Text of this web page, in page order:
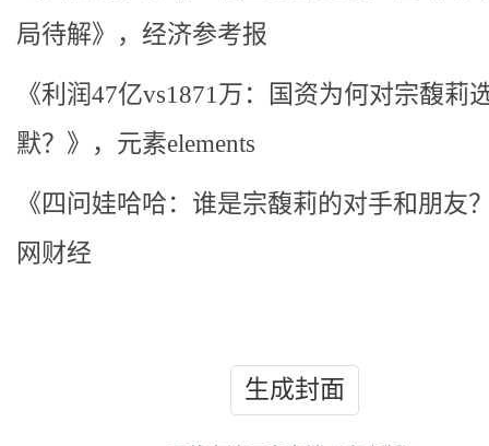
局待解》，经济参考报
《利润47亿vs1871万：国资为何对宗馥莉
默？》，元素elements
《四问娃哈哈：谁是宗馥莉的对手和朋友
网财经
生成封面